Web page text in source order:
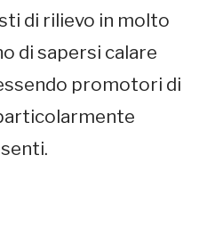
di rilievo in molto
di sapersi calare
promotori di